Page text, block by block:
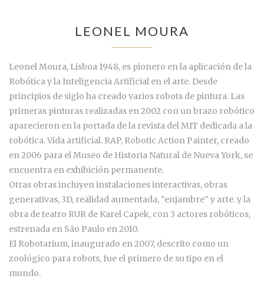
LEONEL MOURA
Leonel Moura, Lisboa 1948, es pionero en la aplicación de la
Robótica y la Inteligencia Artificial en el arte. Desde
principios de siglo ha creado varios robots de pintura. Las
primeras pinturas realizadas en 2002 con un brazo robótico
aparecieron en la portada de la revista del MIT dedicada a la
robótica. Vida artificial. RAP, Robotic Action Painter, creado
en 2006 para el Museo de Historia Natural de Nueva York, se
encuentra en exhibición permanente.
Otras obras incluyen instalaciones interactivas, obras
generativas, 3D, realidad aumentada, "enjambre" y arte. y la
obra de teatro RUR de Karel Capek, con 3 actores robóticos,
estrenada en São Paulo en 2010.
El Robotarium, inaugurado en 2007, descrito como un
zoológico para robots, fue el primero de su tipo en el
mundo.